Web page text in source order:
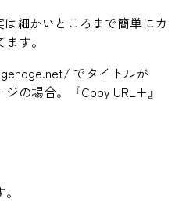
細かいところまで簡単にカ
す。
でタイトルが
ジの場合。『Copy URL+』